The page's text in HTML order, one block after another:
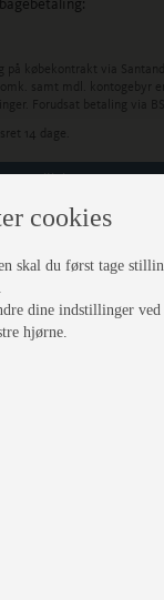
på købekontrakt via
samt mdl. kontogebyr
Forudsat betaling via BS.
14 dage.
Klik her og Ansøg
Generelt
cookies
skal du først tage
dine indstillinger ved
hjørne.